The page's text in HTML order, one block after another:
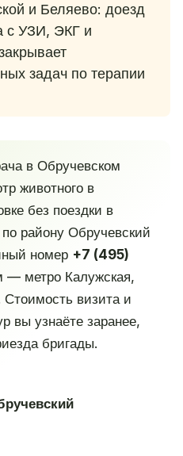
и Беляево: доезд
с УЗИ, ЭКГ и
задач по терапии
в Обручевском
животного в
без поездки в
району Обручевский
номер +7 (495)
— метро Калужская,
визита и
вы узнаёте заранее,
бригады.